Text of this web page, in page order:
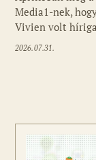
Media1-nek,
Vivien volt
2026.07.31.